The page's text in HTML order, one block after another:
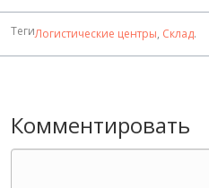
ТегиЛогистические центры, Склад.
Комментировать